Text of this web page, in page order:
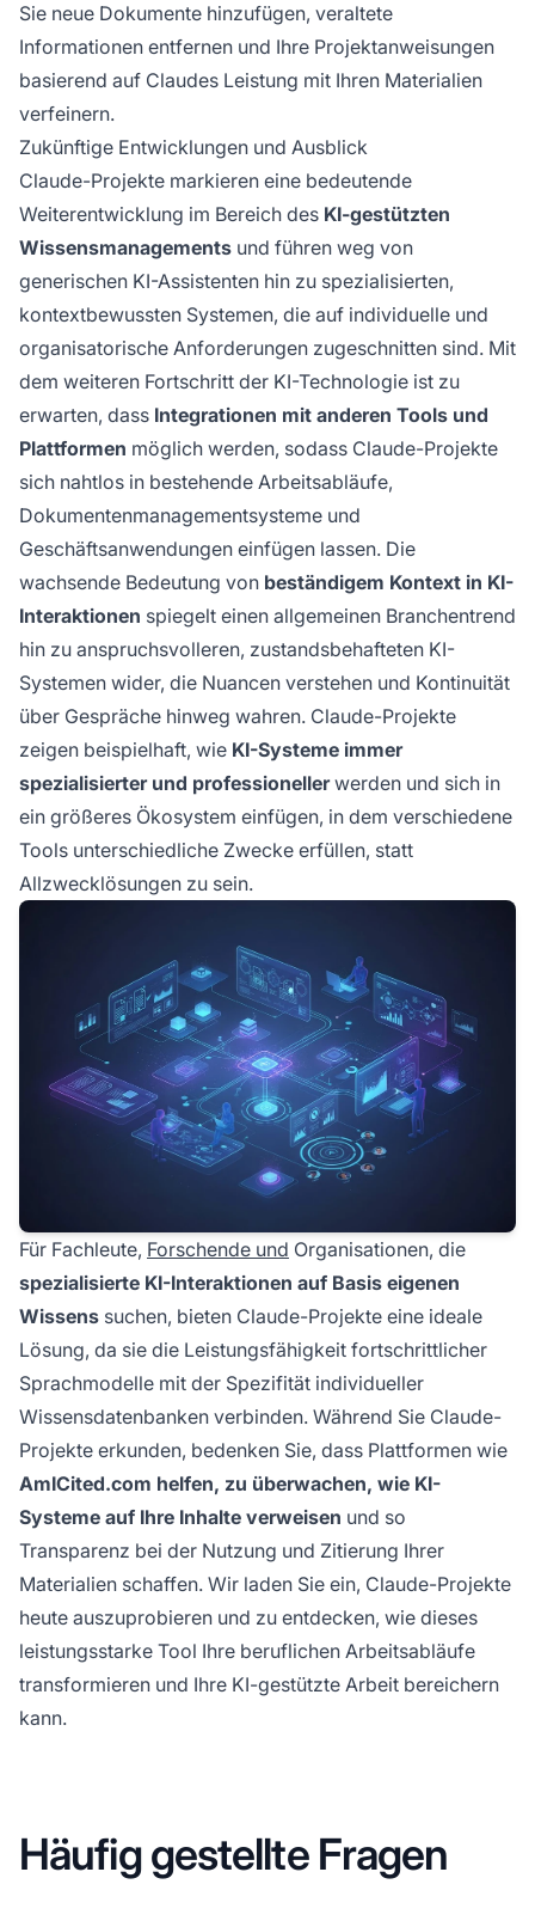
Sie neue Dokumente hinzufügen, veraltete
Informationen entfernen und Ihre Projektanweisungen
basierend auf Claudes Leistung mit Ihren Materialien
verfeinern.
Zukünftige Entwicklungen und Ausblick
Claude-Projekte markieren eine bedeutende
Weiterentwicklung im Bereich des KI-gestützten
Wissensmanagements und führen weg von
generischen KI-Assistenten hin zu spezialisierten,
kontextbewussten Systemen, die auf individuelle und
organisatorische Anforderungen zugeschnitten sind. Mit
dem weiteren Fortschritt der KI-Technologie ist zu
erwarten, dass Integrationen mit anderen Tools und
Plattformen möglich werden, sodass Claude-Projekte
sich nahtlos in bestehende Arbeitsabläufe,
Dokumentenmanagementsysteme und
Geschäftsanwendungen einfügen lassen. Die
wachsende Bedeutung von beständigem Kontext in KI-
Interaktionen spiegelt einen allgemeinen Branchentrend
hin zu anspruchsvolleren, zustandsbehafteten KI-
Systemen wider, die Nuancen verstehen und Kontinuität
über Gespräche hinweg wahren. Claude-Projekte
zeigen beispielhaft, wie KI-Systeme immer
spezialisierter und professionellerwerden und sich in
ein größeres Ökosystem einfügen, in dem verschiedene
Tools unterschiedliche Zwecke erfüllen, statt
Allzwecklösungen zu sein.
Für Fachleute, Forschende und Organisationen, die
spezialisierte KI-Interaktionen auf Basis eigenen
Wissens suchen, bieten Claude-Projekte eine ideale
Lösung, da sie die Leistungsfähigkeit fortschrittlicher
Sprachmodelle mit der Spezifität individueller
Wissensdatenbanken verbinden. Während Sie Claude-
Projekte erkunden, bedenken Sie, dass Plattformen wie
AmICited.com helfen, zu überwachen, wie KI-
Systeme auf Ihre Inhalte verweisen und so
Transparenz bei der Nutzung und Zitierung Ihrer
Materialien schaffen. Wir laden Sie ein, Claude-Projekte
heute auszuprobieren und zu entdecken, wie dieses
leistungsstarke Tool Ihre beruflichen Arbeitsabläufe
transformieren und Ihre KI-gestützte Arbeit bereichern
kann.
Häufig gestellte Fragen